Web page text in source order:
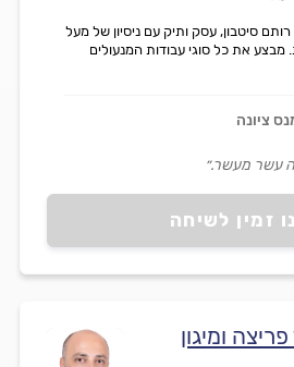
זמין לשיחה
סיטבון, עסק ותיק עם ניסיון של מעל
מבצע את כל סוגי עבודות המנעולים
ציונה
עשר מעשר.״
ומיגון